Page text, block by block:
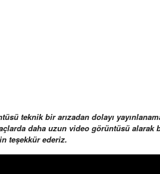
teknik bir arızadan dolayı
daha uzun video görüntüsü alarak
teşekkür ederiz.